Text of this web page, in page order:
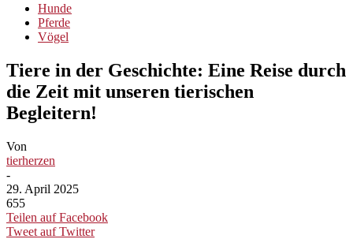
Hunde
Pferde
Vögel
Tiere in der Geschichte: Eine Reise durch
die Zeit mit unseren tierischen
Begleitern!
Von
tierherzen
-
29. April 2025
655
Teilen auf Facebook
Tweet auf Twitter